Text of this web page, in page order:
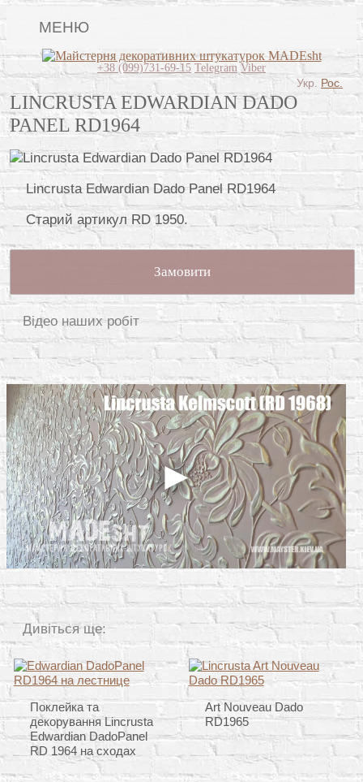
МЕНЮ
Головна
Види штукатурок
Поклейка шпалер
Картини
Декоративні панно
Розпис стін
Відео
Про нас
Контакти
+38 (099)731-69-15 Telegram Viber
LINCRUSTA EDWARDIAN DADO
PANEL RD1964
Lincrusta Edwardian Dado Panel RD1964
Старий артикул RD 1950.
Замовити
Відео наших робіт
Дивіться ще:
Поклейка та
декорування Lincrusta
Edwardian DadoPanel
RD 1964 на сходах
Art Nouveau Dado
RD1965
Укр. Рос.